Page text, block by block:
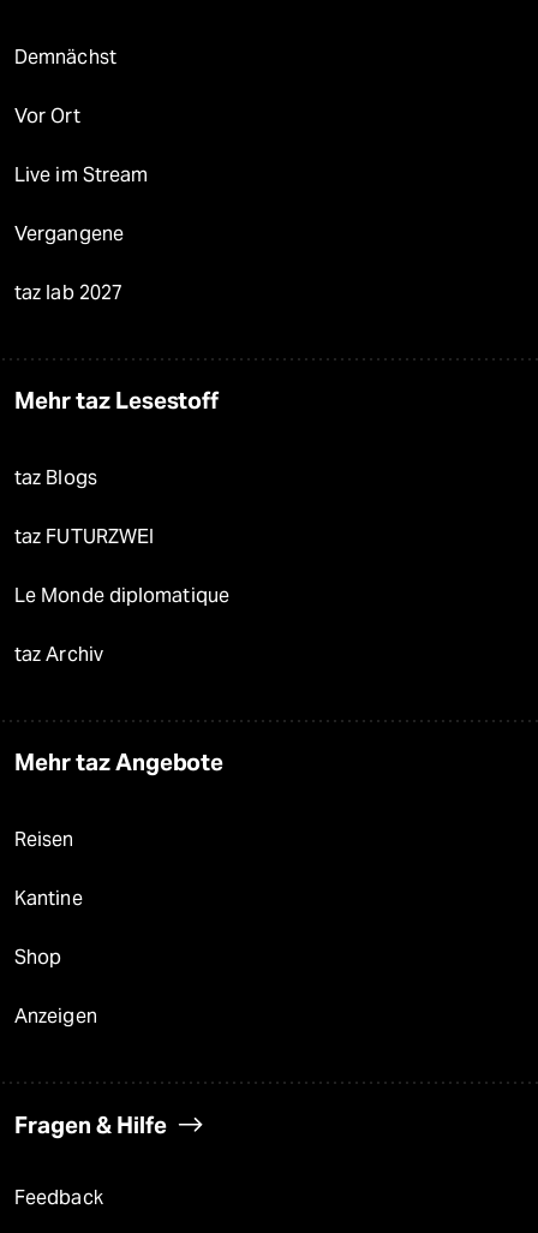
Demnächst
Vor Ort
Live im Stream
Vergangene
taz lab 2027
Mehr taz Lesestoff
taz Blogs
taz FUTURZWEI
Le Monde diplomatique
taz Archiv
Mehr taz Angebote
Reisen
Kantine
Shop
Anzeigen
Fragen & Hilfe
Feedback